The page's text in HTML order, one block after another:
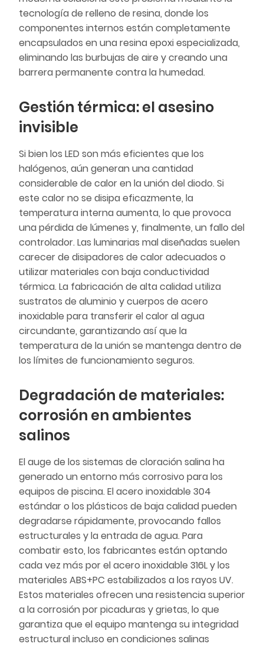
tecnología de relleno de resina, donde los
componentes internos están completamente
encapsulados en una resina epoxi especializada,
eliminando las burbujas de aire y creando una
barrera permanente contra la humedad.
Gestión térmica: el asesino
invisible
Si bien los LED son más eficientes que los
halógenos, aún generan una cantidad
considerable de calor en la unión del diodo. Si
este calor no se disipa eficazmente, la
temperatura interna aumenta, lo que provoca
una pérdida de lúmenes y, finalmente, un fallo del
controlador. Las luminarias mal diseñadas suelen
carecer de disipadores de calor adecuados o
utilizar materiales con baja conductividad
térmica. La fabricación de alta calidad utiliza
sustratos de aluminio y cuerpos de acero
inoxidable para transferir el calor al agua
circundante, garantizando así que la
temperatura de la unión se mantenga dentro de
los límites de funcionamiento seguros.
Degradación de materiales:
corrosión en ambientes
salinos
El auge de los sistemas de cloración salina ha
generado un entorno más corrosivo para los
equipos de piscina. El acero inoxidable 304
estándar o los plásticos de baja calidad pueden
degradarse rápidamente, provocando fallos
estructurales y la entrada de agua. Para
combatir esto, los fabricantes están optando
cada vez más por el acero inoxidable 316L y los
materiales ABS+PC estabilizados a los rayos UV.
Estos materiales ofrecen una resistencia superior
a la corrosión por picaduras y grietas, lo que
garantiza que el equipo mantenga su integridad
estructural incluso en condiciones salinas